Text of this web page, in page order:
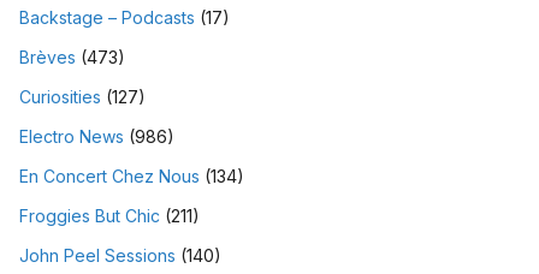
Backstage – Podcasts (17)
Brèves (473)
Curiosities (127)
Electro News (986)
En Concert Chez Nous (134)
Froggies But Chic (211)
John Peel Sessions (140)